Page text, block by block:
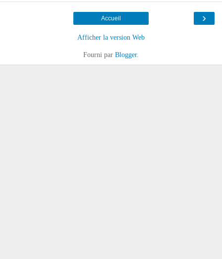
›
Accueil
Afficher la version Web
Fourni par Blogger.